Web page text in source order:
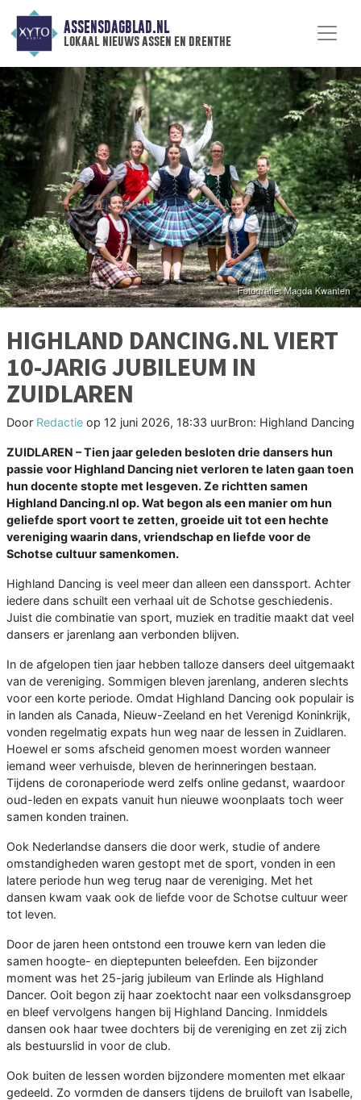
ASSENSDAGBLAD.NL
lokaal nieuws assen en drenthe
HIGHLAND DANCING.NL VIERT
10-JARIG JUBILEUM IN
ZUIDLAREN
Door Redactie op 12 juni 2026, 18:33 uurBron: Highland Dancing
ZUIDLAREN – Tien jaar geleden besloten drie dansers hun
passie voor Highland Dancing niet verloren te laten gaan toen
hun docente stopte met lesgeven. Ze richtten samen
Highland Dancing.nl op. Wat begon als een manier om hun
geliefde sport voort te zetten, groeide uit tot een hechte
vereniging waarin dans, vriendschap en liefde voor de
Schotse cultuur samenkomen.
Highland Dancing is veel meer dan alleen een danssport. Achter
iedere dans schuilt een verhaal uit de Schotse geschiedenis.
Juist die combinatie van sport, muziek en traditie maakt dat veel
dansers er jarenlang aan verbonden blijven.
In de afgelopen tien jaar hebben talloze dansers deel uitgemaakt
van de vereniging. Sommigen bleven jarenlang, anderen slechts
voor een korte periode. Omdat Highland Dancing ook populair is
in landen als Canada, Nieuw-Zeeland en het Verenigd Koninkrijk,
vonden regelmatig expats hun weg naar de lessen in Zuidlaren.
Hoewel er soms afscheid genomen moest worden wanneer
iemand weer verhuisde, bleven de herinneringen bestaan.
Tijdens de coronaperiode werd zelfs online gedanst, waardoor
oud-leden en expats vanuit hun nieuwe woonplaats toch weer
samen konden trainen.
Ook Nederlandse dansers die door werk, studie of andere
omstandigheden waren gestopt met de sport, vonden in een
latere periode hun weg terug naar de vereniging. Met het
dansen kwam vaak ook de liefde voor de Schotse cultuur weer
tot leven.
Door de jaren heen ontstond een trouwe kern van leden die
samen hoogte- en dieptepunten beleefden. Een bijzonder
moment was het 25-jarig jubileum van Erlinde als Highland
Dancer. Ooit begon zij haar zoektocht naar een volksdansgroep
en bleef vervolgens hangen bij Highland Dancing. Inmiddels
dansen ook haar twee dochters bij de vereniging en zet zij zich
als bestuurslid in voor de club.
Ook buiten de lessen worden bijzondere momenten met elkaar
gedeeld. Zo vormden de dansers tijdens de bruiloft van Isabelle,